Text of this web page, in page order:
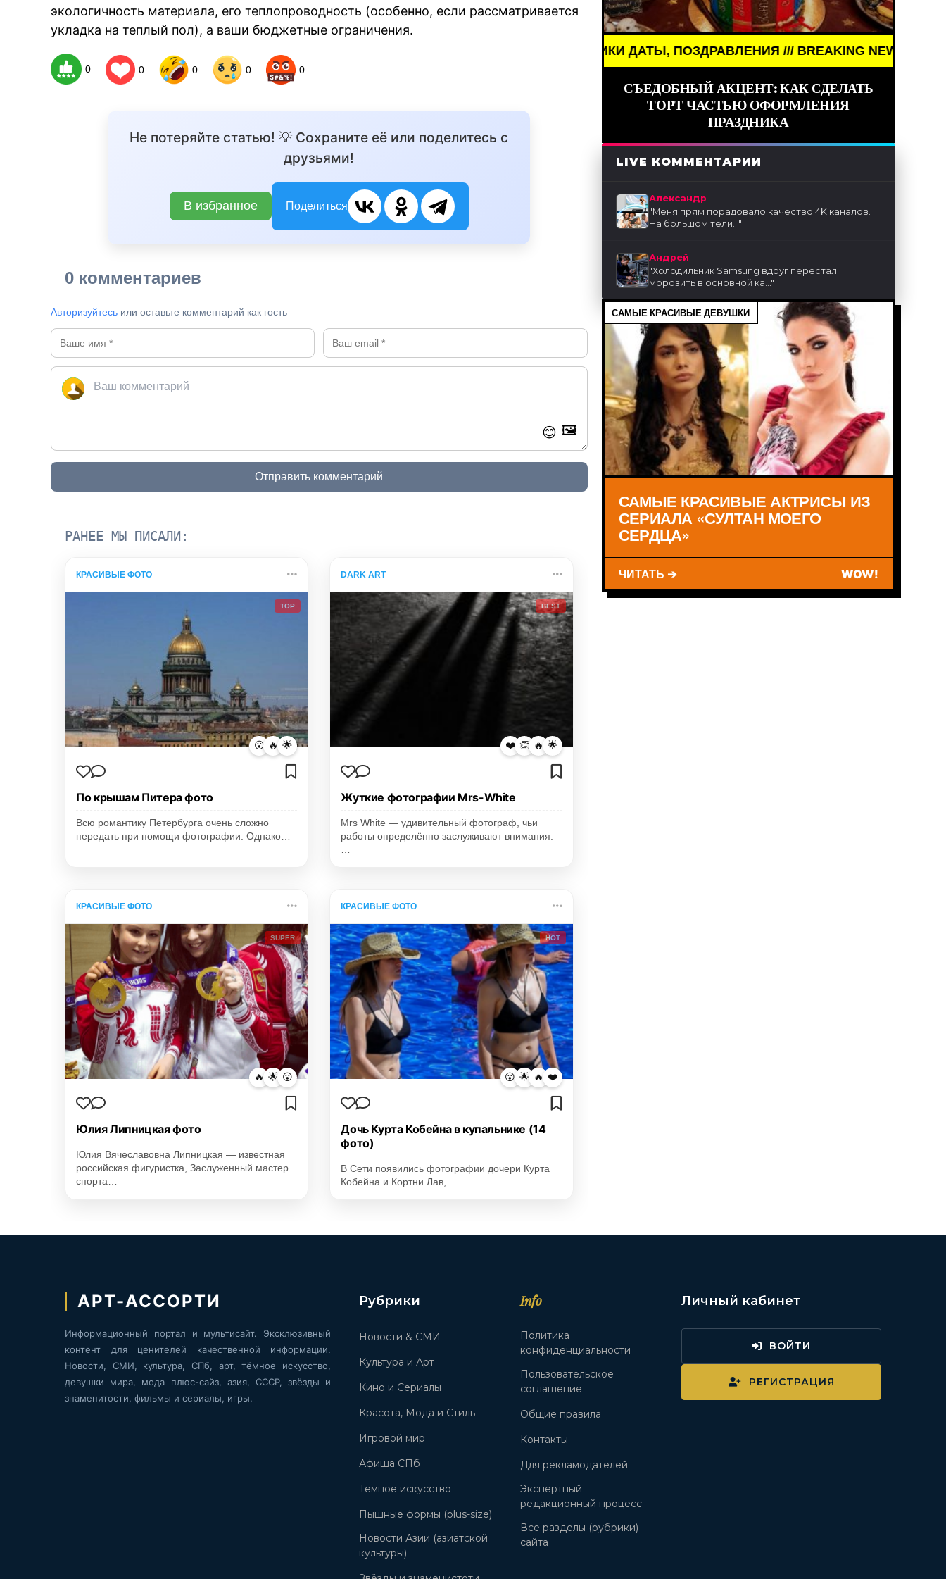
экологичность материала, его теплопроводность (особенно, если рассматривается
укладка на теплый пол), а ваши бюджетные ограничения.
0 0 0 0 0
Не потеряйте статью! 💡 Сохраните её или поделитесь с
друзьями!
В избранное Поделиться
0 комментариев
Авторизуйтесь или оставьте комментарий как гость
😊 🖼️
Отправить комментарий
РАНЕЕ МЫ ПИСАЛИ:
КРАСИВЫЕ ФОТО
TOP
😮 🔥 🌟
По крышам Питера фото
Всю романтику Петербурга очень сложно
передать при помощи фотографии. Однако…
DARK ART
BEST
❤️ 👏 🔥 🌟
Жуткие фотографии Mrs-White
Mrs White — удивительный фотограф, чьи
работы определённо заслуживают внимания.
КРАСИВЫЕ ФОТО
SUPER
🔥 🌟 😮
Юлия Липницкая фото
Юлия Вячеславовна Липницкая — известная
российская фигуристка, Заслуженный мастер
спорта…
КРАСИВЫЕ ФОТО
HOT
😮 🌟 🔥 ❤️
Дочь Курта Кобейна в купальнике (14
фото)
В Сети появились фотографии дочери Курта
Кобейна и Кортни Лав,…
BREAKING NEWS /// НОВОСТИ (СМИ) /// ПРАЗДНИКИ ДАТЫ, ПОЗДРАВЛЕНИЯ /// BREAKING NEWS /// НОВОСТИ
СЪЕДОБНЫЙ АКЦЕНТ: КАК СДЕЛАТЬ
ТОРТ ЧАСТЬЮ ОФОРМЛЕНИЯ
ПРАЗДНИКА
LIVE КОММЕНТАРИИ
Александр
"Меня прям порадовало качество 4K каналов.
На большом тели..."
Андрей
"Холодильник Samsung вдруг перестал
морозить в основной ка..."
САМЫЕ КРАСИВЫЕ ДЕВУШКИ
САМЫЕ КРАСИВЫЕ АКТРИСЫ ИЗ
СЕРИАЛА «СУЛТАН МОЕГО
СЕРДЦА»
ЧИТАТЬ ➔ WOW!
АРТ-АССОРТИ
Информационный портал и мультисайт. Эксклюзивный
контент для ценителей качественной информации.
Новости, СМИ, культура, СПб, арт, тёмное искусство,
девушки мира, мода плюс-сайз, азия, СССР, звёзды и
знаменитости, фильмы и сериалы, игры.
Рубрики
Новости & СМИ
Культура и Арт
Кино и Сериалы
Красота, Мода и Стиль
Игровой мир
Афиша СПб
Тёмное искусство
Пышные формы (plus-size)
Новости Азии (азиатской
культуры)
Info
Политика
конфиденциальности
Пользовательское
соглашение
Общие правила
Контакты
Для рекламодателей
Экспертный
редакционный процесс
Все разделы (рубрики)
сайта
Личный кабинет
ВОЙТИ
РЕГИСТРАЦИЯ